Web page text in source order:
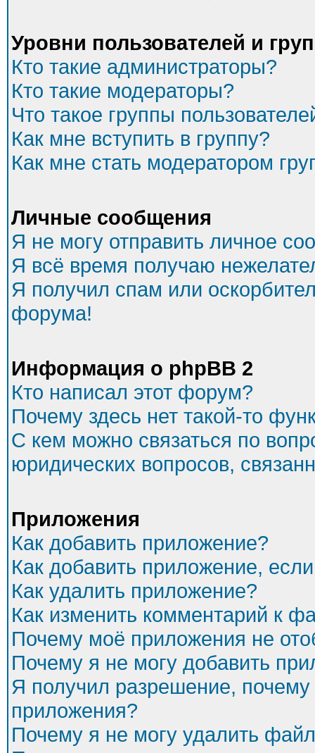
Уровни пользователей и
Кто такие администраторы?
Кто такие модераторы?
Что такое группы
Как мне вступить в группу?
Как мне стать модератором
Личные сообщения
Я не могу отправить личное
Я всё время получаю
Я получил спам или
форума!
Информация о phpBB 2
Кто написал этот форум?
Почему здесь нет такой-то
С кем можно связаться по
юридических вопросов,
Приложения
Как добавить приложение?
Как добавить приложение,
Как удалить приложение?
Как изменить комментарий к
Почему моё приложения не
Почему я не могу добавить
Я получил разрешение,
приложения?
Почему я не могу удалить